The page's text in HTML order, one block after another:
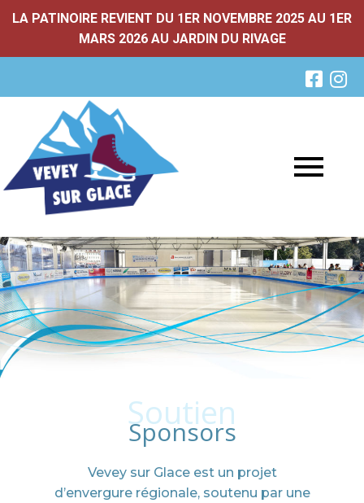
LA PATINOIRE REVIENT DU 1ER NOVEMBRE 2025 AU 1ER
MARS 2026 AU JARDIN DU RIVAGE
Soutien
Sponsors
Vevey sur Glace est un projet
d’envergure régionale, soutenu par une